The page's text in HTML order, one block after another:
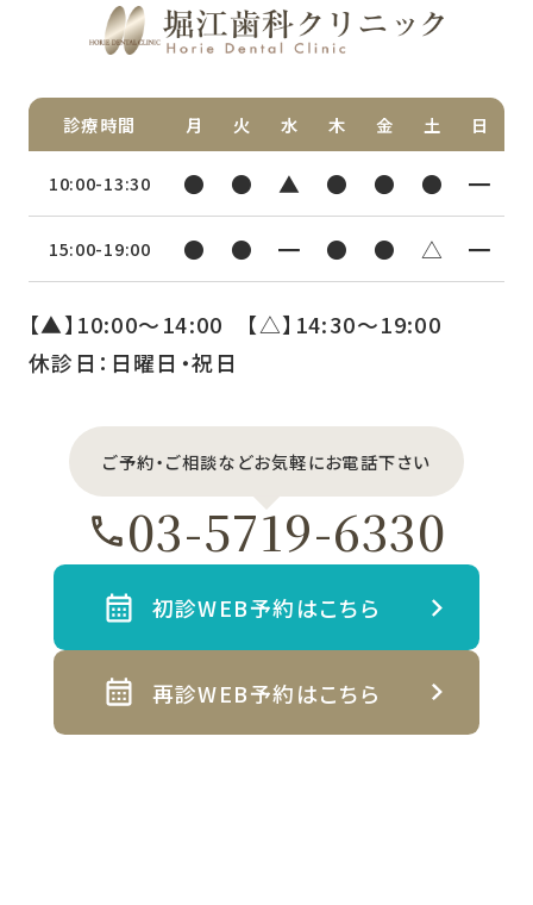
診療時間 月 火 水 木 金 土 日
10:00-13:30 ● ● ▲ ● ● ● ━
15:00-19:00 ● ● ━ ● ● △ ━
【▲】10:00〜14:00 【△】14:30〜19:00
休診日：日曜日・祝日
ご予約・ご相談などお気軽にお電話下さい
03-5719-6330
初診WEB予約はこちら
再診WEB予約はこちら